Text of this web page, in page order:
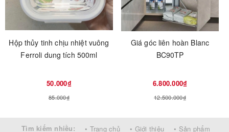
Hộp thủy tinh chịu nhiệt vuông
Ferroli dung tích 500ml
50.000₫
85.000₫
Giá góc liên hoàn Blanc
BC90TP
6.800.000₫
12.500.000₫
Tìm kiếm nhiều: • Trang chủ • Giới thiệu • Sản phẩm